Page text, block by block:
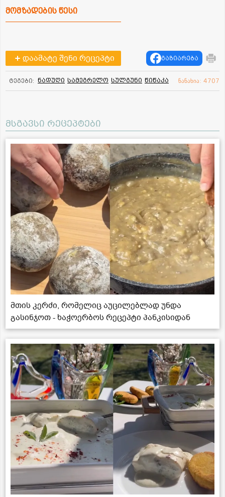
მომზადების წესი
დაამატე შენი რეცეპტი გაზიარება
ტეგები: ნადუღი სამეგრელო სულგუნი წიწაკა ნანახია: 4707
მსგავსი რეცეპტები
მთის კერძი, რომელიც აუცილებლად უნდა
გასინჯოთ - ხაჭოერბოს რეცეპტი პანკისიდან